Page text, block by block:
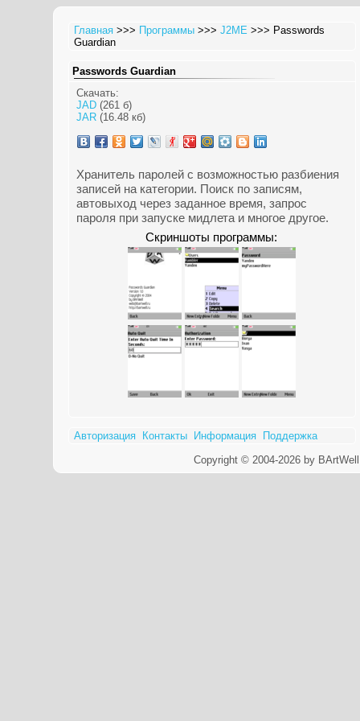
Главная >>> Программы >>>J2ME >>> Passwords
Guardian
Passwords Guardian
Скачать:
JAD (261 б)
JAR (16.48 кб)
Хранитель паролей с возможностью разбиения
записей на категории. Поиск по записям,
автовыход через заданное время, запрос
пароля при запуске мидлета и многое другое.
Скриншоты программы:
Авторизация Контакты Информация
Поддержка
Copyright © 2004-2026 by BArtWell